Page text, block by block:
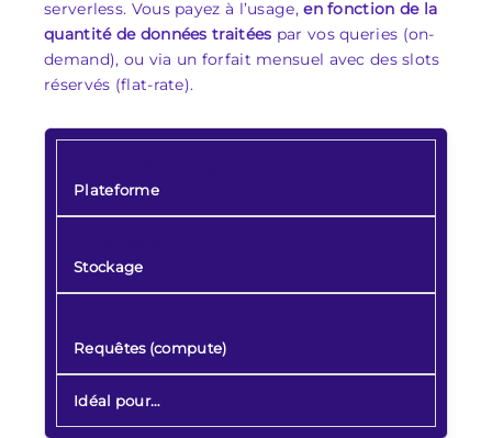
serverless. Vous payez à l’usage,en fonction de la
quantité de données traitées par vos queries (on-
demand), ou via un forfait mensuel avec des slots
réservés (flat-rate).
Plateforme
Stockage
Requêtes (compute)
Idéal pour…